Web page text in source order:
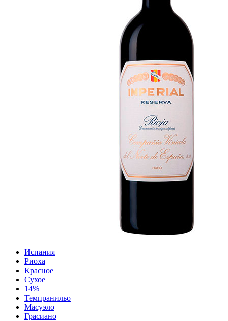
Испания
Риоха
Красное
Сухое
14%
Темпранильо
Масуэло
Грасиано